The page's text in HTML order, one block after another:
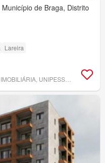
de Braga, Distrito
Lareira